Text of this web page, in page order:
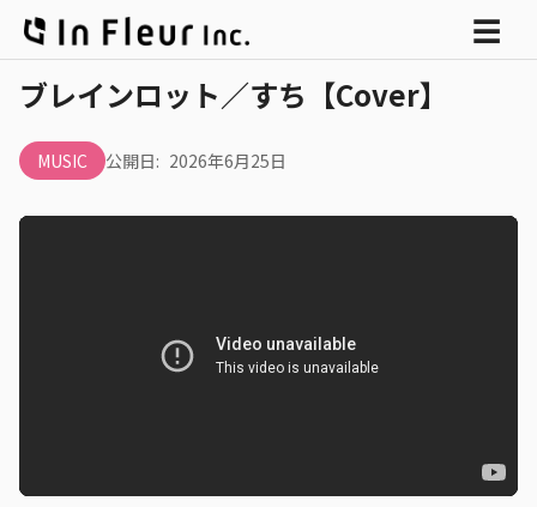
メ
ニ
☰
ブレインロット／すち【Cover】
MUSIC 公開日: 2026年6月25日